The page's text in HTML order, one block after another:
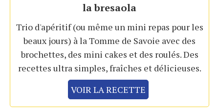
la bresaola
Trio d'apéritif (ou même un mini repas pour les
beaux jours) à la Tomme de Savoie avec des
brochettes, des mini cakes et des roulés. Des
recettes ultra simples, fraîches et délicieuses.
VOIR LA RECETTE